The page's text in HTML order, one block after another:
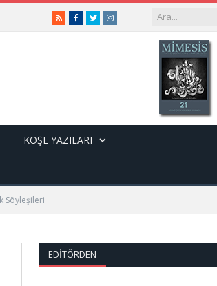
RSSFacebook
TwitterInstagram
KÖŞE YAZILARI
Söyleşileri
EDITÖRDEN